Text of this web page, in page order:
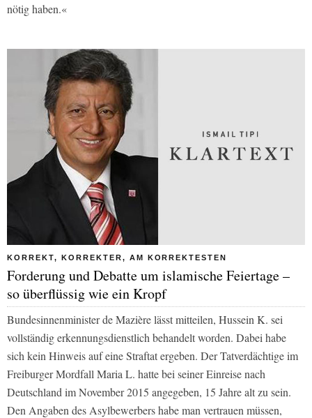
nötig haben.«
KORREKT, KORREKTER, AM KORREKTESTEN
Forderung und Debatte um islamische Feiertage –
so überflüssig wie ein Kropf
Bundesinnenminister de Mazière lässt mitteilen, Hussein K. sei
vollständig erkennungsdienstlich behandelt worden. Dabei habe
sich kein Hinweis auf eine Straftat ergeben. Der Tatverdächtige im
Freiburger Mordfall Maria L. hatte bei seiner Einreise nach
Deutschland im November 2015 angegeben, 15 Jahre alt zu sein.
Den Angaben des Asylbewerbers habe man vertrauen müssen,